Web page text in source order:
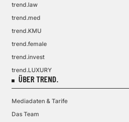
trend.law
trend.med
trend.KMU
trend.female
trend.invest
trend.LUXURY
ÜBER TREND.
Mediadaten & Tarife
Das Team